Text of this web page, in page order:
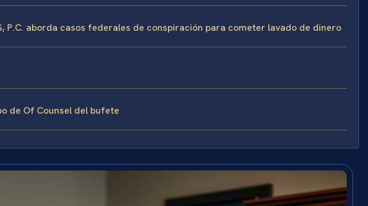
P.C. aborda casos federales de conspiración para cometer lavado de dinero
de Of Counsel del bufete